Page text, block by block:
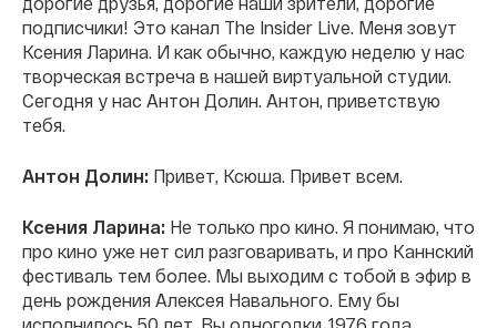
подписчики! Это канал The Insider Live. Меня зовут
Ксения Ларина. И как обычно, каждую неделю у нас
творческая встреча в нашей виртуальной студии.
Сегодня у нас Антон Долин. Антон, приветствую
тебя.
Антон Долин: Привет, Ксюша. Привет всем.
Ксения Ларина: Не только про кино. Я понимаю, что
про кино уже нет сил разговаривать, и про Каннский
фестиваль тем более. Мы выходим с тобой в эфир в
день рождения Алексея Навального. Ему бы
исполнилось 50 лет. Вы одногодки, 1976 года